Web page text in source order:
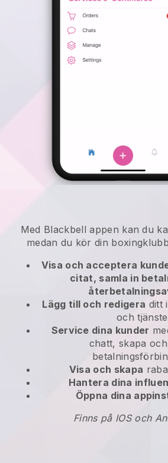
Med Blackbell appen kandu
medan du kör din
Visa och acceptera
citat, samla in
Lägg till och redigera ditt
och
Service dina kunder
chatt, skapa
Visa och skapa
Hantera dina
Öppna dina
Finns på IOS och